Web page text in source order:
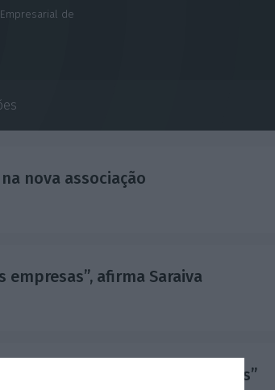
de
nova associação
afirma Saraiva
euros? “Sinais não são positivos”